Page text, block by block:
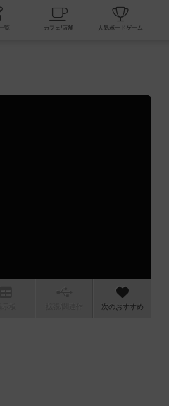
掲示板一覧 カフェ/店舗
次のおすすめ